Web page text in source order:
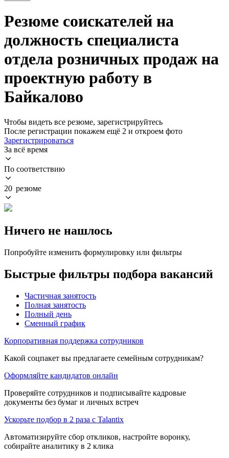
Резюме соискателей на
должность специалиста
отдела розничных продаж на
проектную работу в
Байкалово
Чтобы видеть все резюме, зарегистрируйтесь
После регистрации покажем ещё 2 и откроем фото
Зарегистрироваться
За всё время
По соответствию
20 резюме
Ничего не нашлось
Попробуйте изменить формулировку или фильтры
Быстрые фильтры подбора вакансий
Частичная занятость
Полная занятость
Полный день
Сменный график
Корпоративная поддержка сотрудников
Какой соцпакет вы предлагаете семейным сотрудникам?
Оформляйте кандидатов онлайн
Проверяйте сотрудников и подписывайте кадровые
документы без бумаг и личных встреч
Ускорьте подбор в 2 раза с Talantix
Автоматизируйте сбор откликов, настройте воронку,
собирайте аналитику в 2 клика